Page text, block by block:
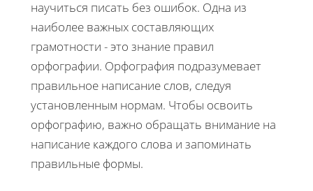
научиться писать без ошибок. Одна из
наиболее важных составляющих
грамотности - это знание правил
орфографии. Орфография подразумевает
правильное написание слов, следуя
установленным нормам. Чтобы освоить
орфографию, важно обращать внимание на
написание каждого слова и запоминать
правильные формы.